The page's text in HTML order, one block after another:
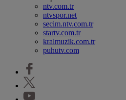
ntv.com.tr
ntvspor.net
secim.ntv.com.tr
startv.com.tr
kralmuzik.com.tr
puhutv.com